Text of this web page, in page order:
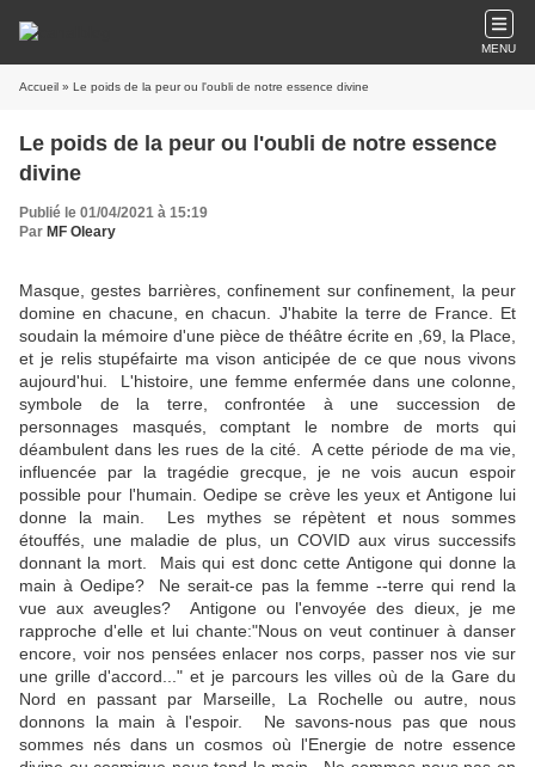
MENU
Accueil » Le poids de la peur ou l'oubli de notre essence divine
Le poids de la peur ou l'oubli de notre essence
divine
Publié le 01/04/2021 à 15:19
Par MF Oleary
Masque, gestes barrières, confinement sur confinement, la peur
domine en chacune, en chacun. J'habite la terre de France. Et
soudain la mémoire d'une pièce de théâtre écrite en ,69, la Place,
et je relis stupéfairte ma vison anticipée de ce que nous vivons
aujourd'hui. L'histoire, une femme enfermée dans une colonne,
symbole de la terre, confrontée à une succession de
personnages masqués, comptant le nombre de morts qui
déambulent dans les rues de la cité. A cette période de ma vie,
influencée par la tragédie grecque, je ne vois aucun espoir
possible pour l'humain. Oedipe se crève les yeux et Antigone lui
donne la main. Les mythes se répètent et nous sommes
étouffés, une maladie de plus, un COVID aux virus successifs
donnant la mort. Mais qui est donc cette Antigone qui donne la
main à Oedipe? Ne serait-ce pas la femme --terre qui rend la
vue aux aveugles? Antigone ou l'envoyée des dieux, je me
rapproche d'elle et lui chante:"Nous on veut continuer à danser
encore, voir nos pensées enlacer nos corps, passer nos vie sur
une grille d'accord..." et je parcours les villes où de la Gare du
Nord en passant par Marseille, La Rochelle ou autre, nous
donnons la main à l'espoir. Ne savons-nous pas que nous
sommes nés dans un cosmos où l'Energie de notre essence